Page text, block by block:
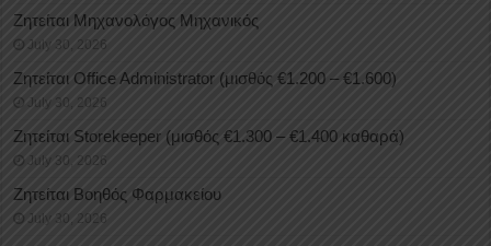
Ζητείται Μηχανολόγος Μηχανικός
July 30, 2026
Ζητείται Office Administrator (μισθός €1.200 – €1.600)
July 30, 2026
Ζητείται Storekeeper (μισθός €1.300 – €1.400 καθαρά)
July 30, 2026
Ζητείται Βοηθός Φαρμακείου
July 30, 2026